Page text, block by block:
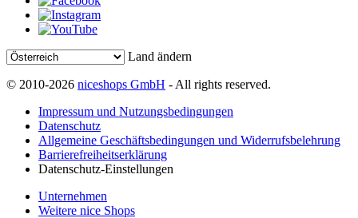
Land ändern
© 2010-2026 niceshops GmbH - All rights reserved.
Impressum und Nutzungsbedingungen
Datenschutz
Allgemeine Geschäftsbedingungen und Widerrufsbelehrung
Barrierefreiheitserklärung
Datenschutz-Einstellungen
Unternehmen
Weitere nice Shops